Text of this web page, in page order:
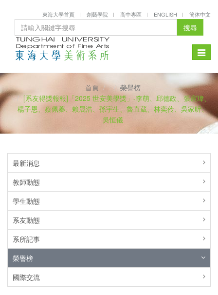
東海大學首頁 創藝學院 高中專區 ENGLISH 簡体中文
搜尋
Toggle
首頁
榮譽榜
[系友得獎報報]「2025 世安美學獎」-李萌、邱德政、張宸瑋、
楊子恩、蔡佩蓁、賴晟浩、孫宇生、魯直葳、林奕伶、吳家昕、
吳恒儀
最新消息
教師動態
學生動態
系友動態
系所記事
榮譽榜
國際交流